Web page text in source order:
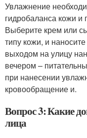
Увлажнение
гидробаланса кожи и
Выберите крем или
типу кожи, и
выходом на улицу
вечером –
при нанесении
кровообращение и.
Вопрос 3: Какие
лица